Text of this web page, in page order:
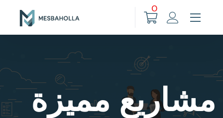
0
مشاريع مميزة